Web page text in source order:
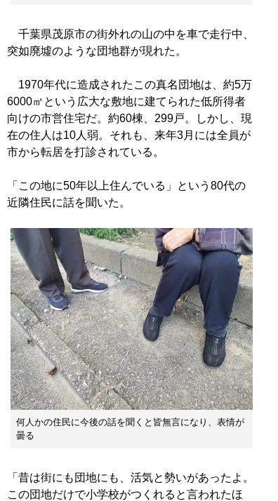
千葉県茂原市の街外れの山の中を車で走行中、
突如廃墟のような団地群が現れた。
1970年代に造成されたこの真名団地は、約5万
6000㎡という広大な敷地に建てられた低所得者
向けの市営住宅だ。約60棟、299戸。しかし、現
在の住人は10人弱。それも、来年3月には全員が
市から転居を打診されている。
「この地に50年以上住んでいる」という80代の
近隣住民に話を聞いた。
何人かの住民に今後の話を聞くと皆無言になり、表情が
曇る
「昔は街にも団地にも、活気と勢いがあったよ。
この団地だけで小学校がつくれると言われたほ